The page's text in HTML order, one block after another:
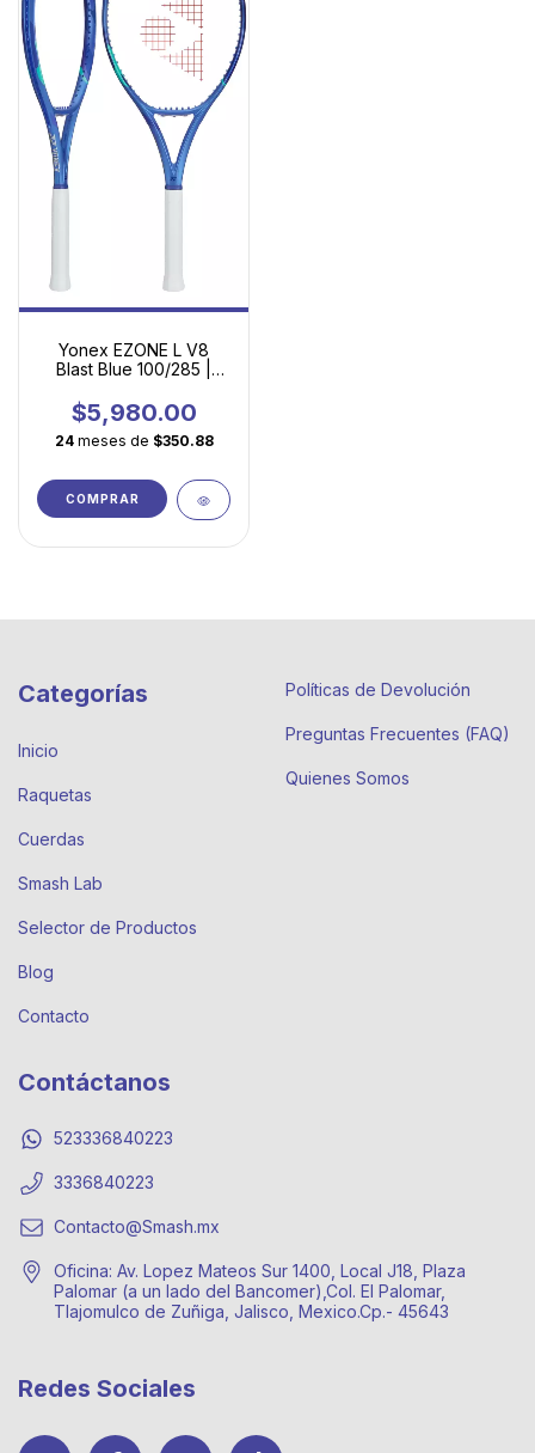
Yonex EZONE L V8
Blast Blue 100/285 |
para Jugadores en
Evolución
$5,980.00
24 meses de $350.88
COMPRAR
Categorías
Inicio
Raquetas
Cuerdas
Smash Lab
Selector de Productos
Blog
Contacto
Políticas de Devolución
Preguntas Frecuentes (FAQ)
Quienes Somos
Contáctanos
523336840223
3336840223
Contacto@Smash.mx
Oficina: Av. Lopez Mateos Sur 1400, Local J18, Plaza
Palomar (a un lado del Bancomer),Col. El Palomar,
Tlajomulco de Zuñiga, Jalisco, Mexico.Cp.- 45643
Redes Sociales